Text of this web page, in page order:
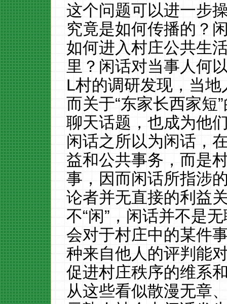
这个问题可以进一步
究竟是如何传播的？
如何进入村庄公共生
里？闲话对当事人何
L村的调研发现，当
而关于“东家长西家短
聊天话题，也成为他
闲话之所以为闲话，
益和公共事务，而是
事，因而闲话所指涉
论者并无直接的利益
不“闲”，闲话并不是
会对于村庄中的某件
种来自他人的评判能
促进村庄秩序的维系
从这些看似散漫无章